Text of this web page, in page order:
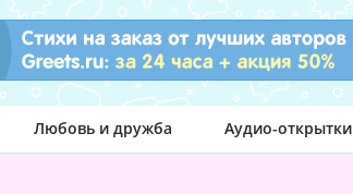
Любовь и дружба Аудио-открытки